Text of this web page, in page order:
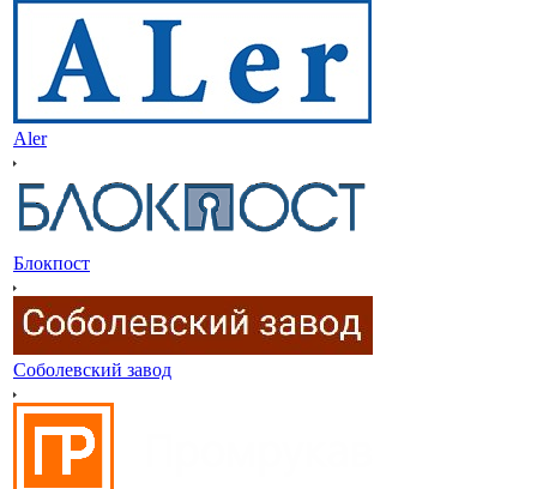
Aler
Блокпост
Соболевский завод